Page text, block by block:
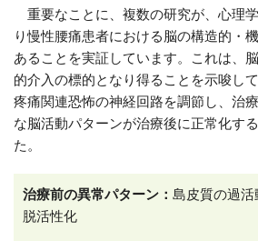
重要なことに、複数の研究が、心理
り慢性腰痛患者における脳の構造的・
あることを実証しています。これは、
的介入の標的となり得ることを示唆し
疼痛関連恐怖の神経回路を調節し、治
な脳活動パターンが治療後に正常化す
た。
治療前の異常パターン： 島皮質の過
脱活性化